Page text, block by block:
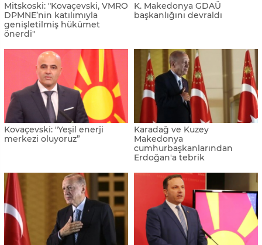
Mitskoski: "Kovaçevski, VMRO
DPMNE’nin katılımıyla
genişletilmiş hükümet
önerdi"
K. Makedonya GDAÜ
başkanlığını devraldı
Kovaçevski: "Yeşil enerji
merkezi oluyoruz”
Karadağ ve Kuzey
Makedonya
cumhurbaşkanlarından
Erdoğan'a tebrik